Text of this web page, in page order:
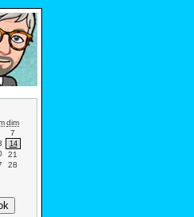
dim
7
14
21
28